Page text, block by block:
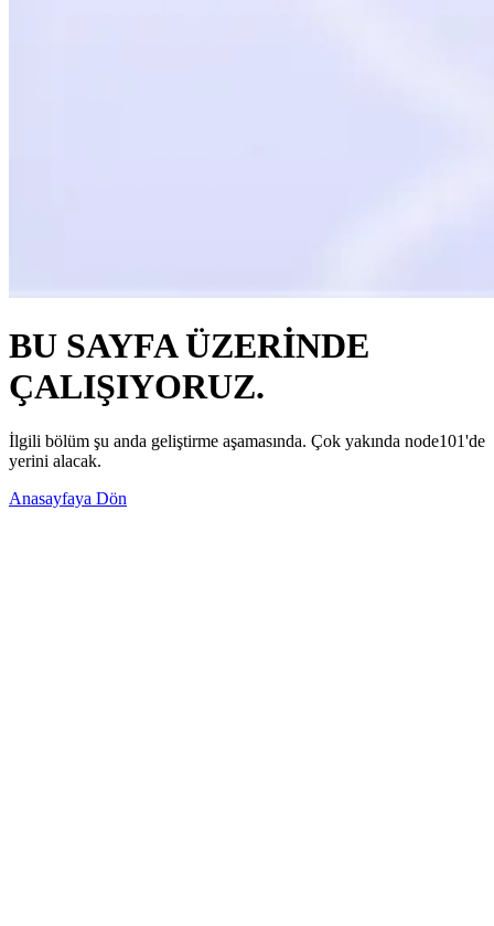
BU SAYFA ÜZERİNDE
ÇALIŞIYORUZ.
İlgili bölüm şu anda geliştirme aşamasında. Çok yakında node101'de
yerini alacak.
Anasayfaya Dön